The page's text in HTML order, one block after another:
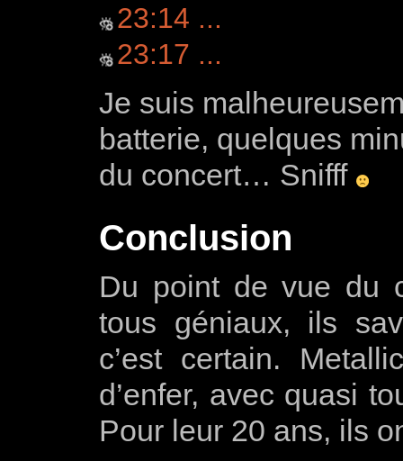
23:14 ...
23:17 ...
Je suis
batterie, quelques
du concert… Snifff
Conclusion
Du point de vue du
tous géniaux, ils
c’est certain.
d’enfer, avec quasi
Pour leur 20 ans, ils